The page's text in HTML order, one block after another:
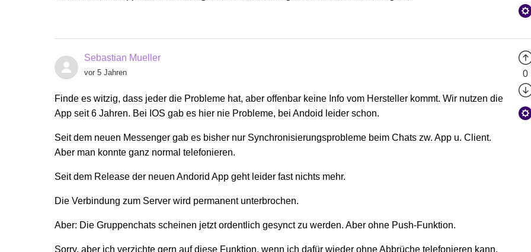
Sebastian Mueller
vor 5 Jahren
Finde es witzig, dass jeder die Probleme hat, aber offenbar keine Info vom Hersteller kommt. Wir nutzen die
App seit 6 Jahren. Bei IOS gab es hier nie Probleme, bei Andoid leider schon.
Seit dem neuen Messenger gab es bisher nur Synchronisierungsprobleme beim Chats zw. App u. Client.
Aber man konnte ganz normal telefonieren.
Seit dem Release der neuen Andorid App geht leider fast nichts mehr.
Die Verbindung zum Server wird permanent unterbrochen.
Aber: Die Gruppenchats scheinen jetzt ordentlich gesynct zu werden. Aber ohne Push-Funktion.
Sorry, aber ich verzichte gern auf diese Funktion, wenn ich dafür wieder ohne Abbrüche telefonieren kann.
0